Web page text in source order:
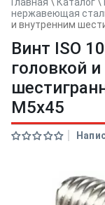
нержавеющая
и внутренним
Винт ISO
головкой
M5x45